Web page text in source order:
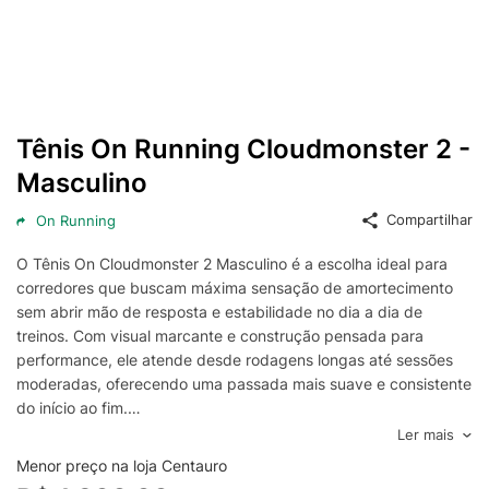
Tênis On Running Cloudmonster 2 -
Masculino
On Running Compartilhar
O Tênis On Cloudmonster 2 Masculino é a escolha ideal para
corredores que buscam máxima sensação de amortecimento
sem abrir mão de resposta e estabilidade no dia a dia de
treinos. Com visual marcante e construção pensada para
performance, ele atende desde rodagens longas até sessões
moderadas, oferecendo uma passada mais suave e consistente
do início ao fim.
O destaque do On Cloudmonster 2 está na combinação de
amortecimento generoso com transição eficiente, ajudando a
manter o ritmo com menos impacto percebido. A entressola
Ler mais
Menor preço na loja Centauro